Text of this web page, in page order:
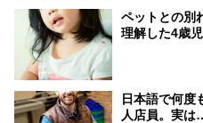
ペットとの別
理解した4歳
日本語で何度
人店員。実は